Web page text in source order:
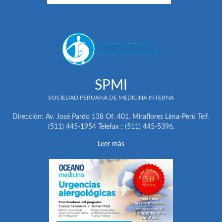
SPMI
SOCIEDAD PERUANA DE MEDICINA INTERNA
Dirección: Av. José Pardo 138 Of. 401. Miraflores Lima-Perú Telf.
(511) 445-1954 Telefax : (511) 445-5396.
Leer más